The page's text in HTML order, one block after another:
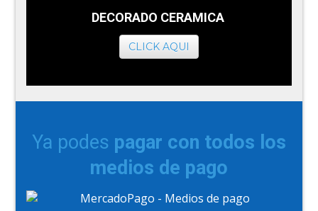
DECORADO CERAMICA
CLICK AQUI
Ya podes pagar con todos los
medios de pago